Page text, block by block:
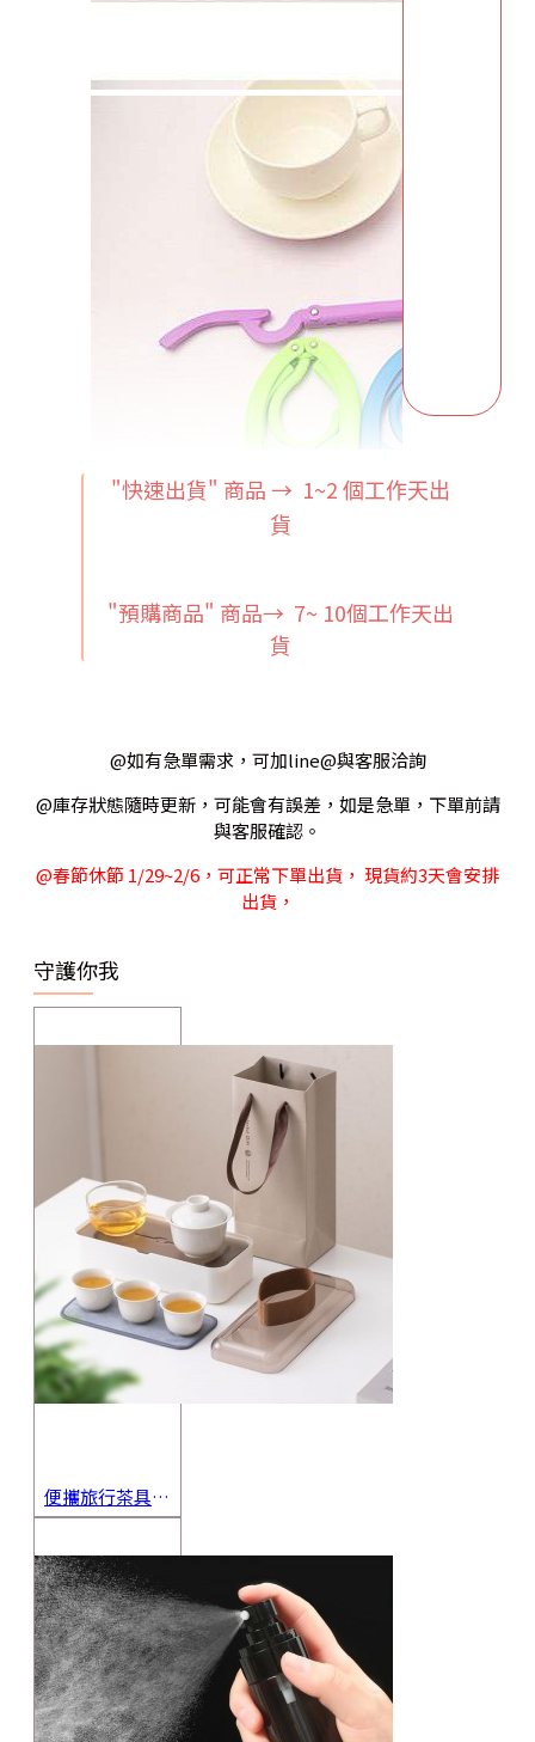
"快速出貨" 商品 → 1~2 個工作天出
貨
"預購商品" 商品→ 7~ 10個工作天出
貨
@如有急單需求，可加line@與客服洽詢
@庫存狀態隨時更新，可能會有誤差，如是急單，下單前請
與客服確認。
@春節休節 1/29~2/6，可正常下單出貨， 現貨約3天會安排
出貨，
守護你我
便攜旅行茶具組 茶杯 茶壺 陶瓷杯 泡茶組 茶具套裝 伴手禮 禮盒 禮品